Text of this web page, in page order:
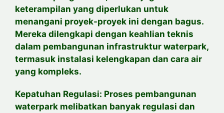
keterampilan yang diperlukan untuk
menangani proyek-proyek ini dengan bagus.
Mereka dilengkapi dengan keahlian teknis
dalam pembangunan infrastruktur waterpark,
termasuk instalasi kelengkapan dan cara air
yang kompleks.
Kepatuhan Regulasi: Proses pembangunan
waterpark melibatkan banyak regulasi dan